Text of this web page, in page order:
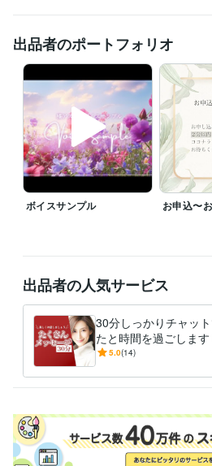
◌◍┈┈┈┈┈┈┈┈┈┈┈┈┈┈┈┈┈┈⿻*.·
最近、田舎暮らし・畑づくりの関連情報に
比較的自然豊かな土地に生まれて、それ
舎に憧れている
田舎に行けばまた同様に都会を眩しく思う
たぶん繰り返し
とりあえず憧れたうちのいくつかは、少し
畑はすぐには難しいので、まずはシミュレ
一緒に笑ったり、落ち込んだりしながら...
今日も一日、楽しく、気楽に、よくない
いきましょう✨
経験職種
マーケティング / ブランディング 経験
経営・マネジメント / 経営企画・経営戦略
人事 / 人材開発・人材育成・研修 経験
ライフスタイル・その他 / カウンセラー
出品者のポートフォリオ
ボイスサンプル お申込〜
出品者の人気サービス
30分しっかりチャッ
たと時間を過ごしま
いっぱい集中✨言葉で
5.0(14)